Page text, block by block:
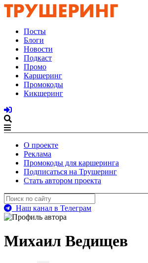
Посты
Блоги
Новости
Подкаст
Промо
Каршеринг
Промокоды
Кикшеринг
О проекте
Реклама
Промокоды для каршеринга
Подписаться на Трушеринг
Стать автором проекта
Наш канал в Телеграм
Михаил Ведищев